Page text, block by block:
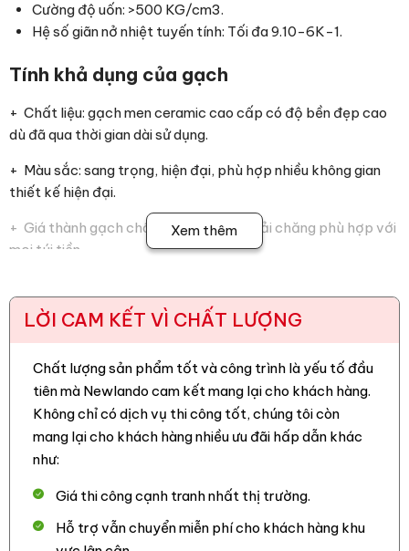
Cường độ uốn: >500 KG/cm3.
Hệ số giãn nở nhiệt tuyến tính: Tối đa 9.10-6K-1.
Tính khả dụng của gạch
+ Chất liệu: gạch men ceramic cao cấp có độ bền đẹp cao
dù đã qua thời gian dài sử dụng.
+ Màu sắc: sang trọng, hiện đại, phù hợp nhiều không gian
thiết kế hiện đại.
+ Giá thành gạch chân tường Prime phải chăng phù hợp với
mọi túi tiền.
+ Gạch là lựa chọn lý tưởng để ốp chân tường cho không
gian phòng khách, phòng ngủ, phòng bếp,…..
Các sản phẩmgạch lát nền Primephù hợp và chống chịu
tốt các tác động môi trường, sự thay đổi của thời tiết, khả
năng chịu lực tuyệt vời. Từ lâu, sử dụng gạch thay vì các
chất liệu khác để lát nền luôn là ưu tiên hàng đầu của người
sử dụng. Lý do là bởi độ bền cao, đa dạng kiểu dáng hoa văn
là lựa chọn tối ưu cho nhiều quy mô dự án.
Xem thêm
LỜI CAM KẾT VÌ CHẤT LƯỢNG
Chất lượng sản phẩm tốt và công trình là yếu tố đầu
tiên mà Newlando cam kết mang lại cho khách hàng.
Không chỉ có dịch vụ thi công tốt, chúng tôi còn
mang lại cho khách hàng nhiều ưu đãi hấp dẫn khác
như:
Giá thi công cạnh tranh nhất thị trường.
Hỗ trợ vẫn chuyển miễn phí cho khách hàng khu